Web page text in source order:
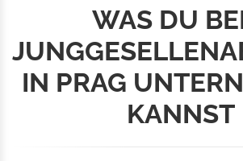
WAS DU
IN PRAG
KANNST